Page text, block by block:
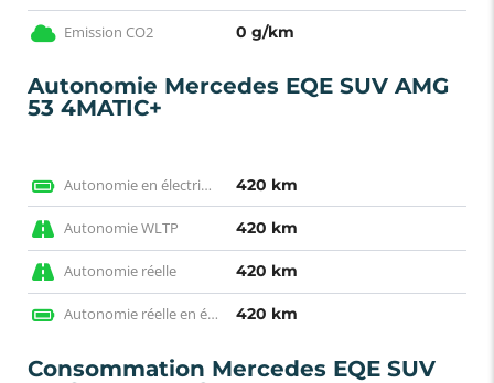
Emission CO2 0 g/km
Autonomie Mercedes EQE SUV AMG
53 4MATIC+
Autonomie en électrique WLTP 420 km
Autonomie WLTP 420 km
Autonomie réelle 420 km
Autonomie réelle en électrique 420 km
Consommation Mercedes EQE SUV